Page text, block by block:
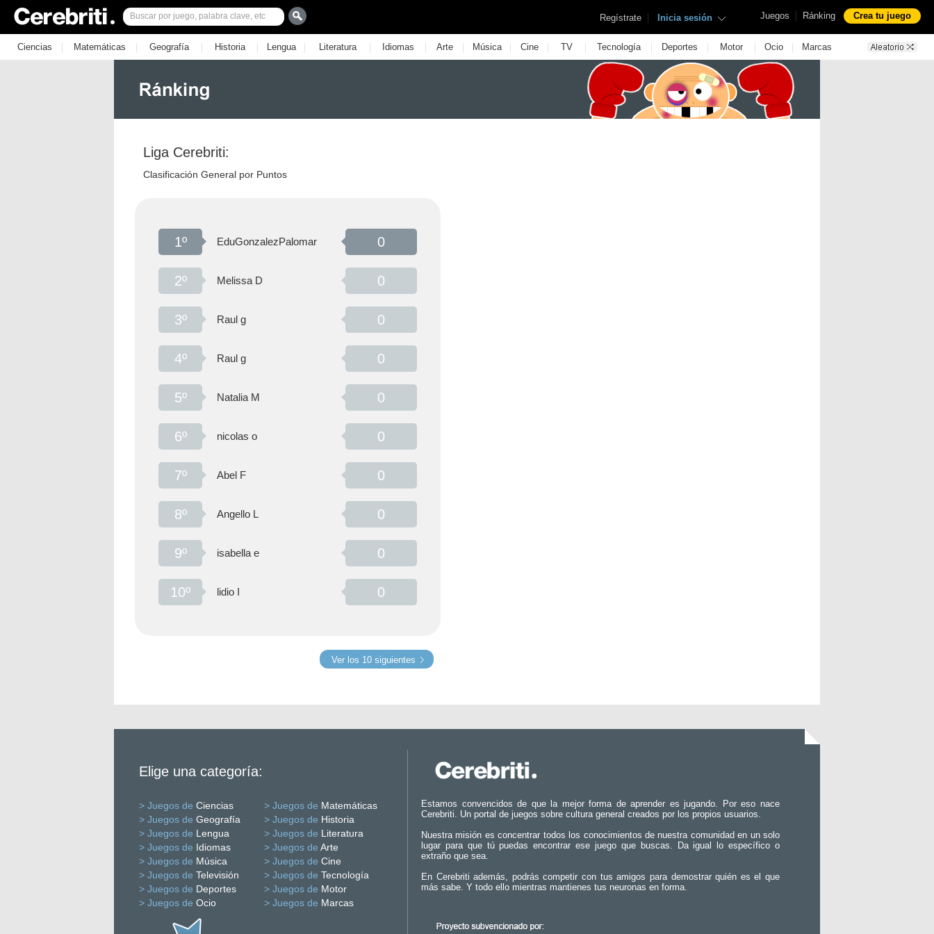
Juegos | Ránking Crea tu juego
Regístrate | Inicia sesión
Ciencias | Matemáticas | Geografía | Historia | Lengua | Literatura | Idiomas | Arte | Música | Cine | TV | Tecnología | Deportes | Motor | Ocio | Marcas
Liga Cerebriti:
Clasificación General por Puntos
1º EduGonzalezPalomar 0
2º Melissa D 0
3º Raul g 0
4º Raul g 0
5º Natalia M 0
6º nicolas o 0
7º Abel F 0
8º Angello L 0
9º isabella e 0
10º lidio I 0
Ver los 10 siguientes
Elige una categoría:
> Juegos de Ciencias > Juegos de Matemáticas
> Juegos de Geografía > Juegos de Historia
> Juegos de Lengua > Juegos de Literatura
> Juegos de Idiomas > Juegos de Arte
> Juegos de Música > Juegos de Cine
> Juegos de Televisión > Juegos de Tecnología
> Juegos de Deportes > Juegos de Motor
> Juegos de Ocio > Juegos de Marcas
Estamos convencidos de que la mejor forma de aprender es jugando. Por eso nace
Cerebriti. Un portal de juegos sobre cultura general creados por los propios usuarios.
Nuestra misión es concentrar todos los conocimientos de nuestra comunidad en un solo
lugar para que tú puedas encontrar ese juego que buscas. Da igual lo específico o
extraño que sea.
En Cerebriti además, podrás competir con tus amigos para demostrar quién es el que
más sabe. Y todo ello mientras mantienes tus neuronas en forma.